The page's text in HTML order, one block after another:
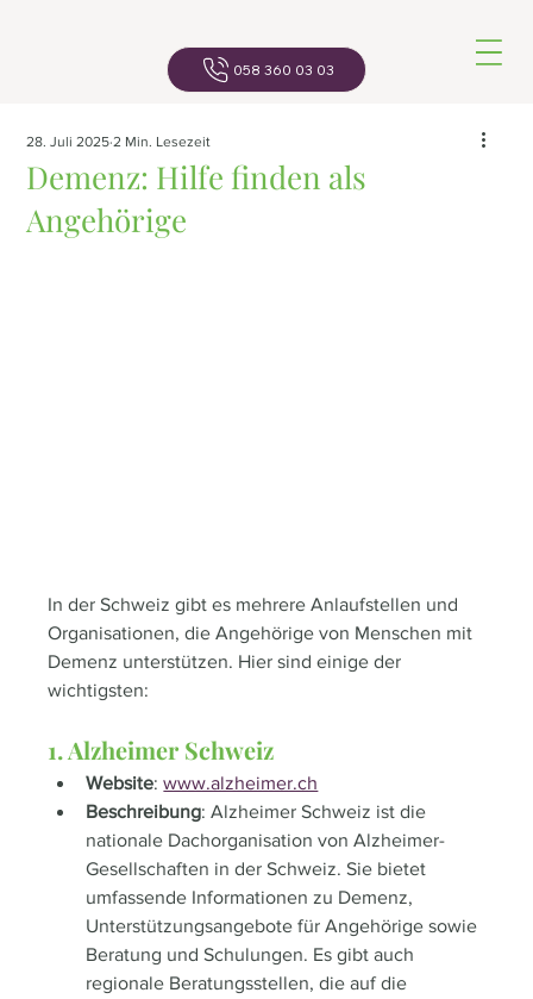
058 360 03 03
Demenz: Hilfe finden als
Angehörige
28. Juli 2025 2 Min. Lesezeit
In der Schweiz gibt es mehrere Anlaufstellen und
Organisationen, die Angehörige von Menschen mit
Demenz unterstützen. Hier sind einige der
wichtigsten:
1. Alzheimer Schweiz
Website: www.alzheimer.ch
Beschreibung: Alzheimer Schweiz ist die
nationale Dachorganisation von Alzheimer-
Gesellschaften in der Schweiz. Sie bietet
umfassende Informationen zu Demenz,
Unterstützungsangebote für Angehörige sowie
Beratung und Schulungen. Es gibt auch
regionale Beratungsstellen, die auf die